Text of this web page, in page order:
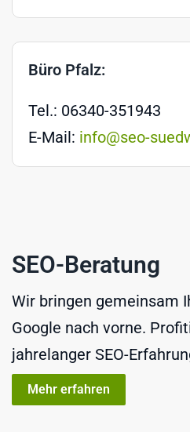
Büro Pfalz:
Tel.: 06340-351943
E-Mail: info@seo-
SEO-Beratung
Wir bringen gemeinsam
Google nach vorne.
jahrelanger SEO-
Mehr erfahren